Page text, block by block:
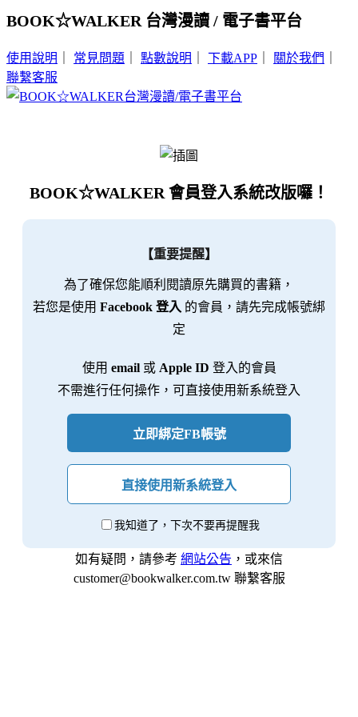
BOOK☆WALKER 台灣漫讀 / 電子書平台
使用說明 常見問題 點數說明 下載APP 關於我們
聯繫客服
BOOK☆WALKER 會員登入系統改版囉！
【重要提醒】
為了確保您能順利閱讀原先購買的書籍，
若您是使用 Facebook 登入 的會員，請先完成帳號綁
定
使用 email或 Apple ID 登入的會員
不需進行任何操作，可直接使用新系統登入
立即綁定FB帳號
直接使用新系統登入
我知道了，下次不要再提醒我
如有疑問，請參考 網站公告 ，或來信
customer@bookwalker.com.tw 聯繫客服